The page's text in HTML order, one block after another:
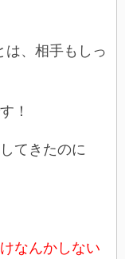
は、相手もしっ
！
てきたのに
なんかしない